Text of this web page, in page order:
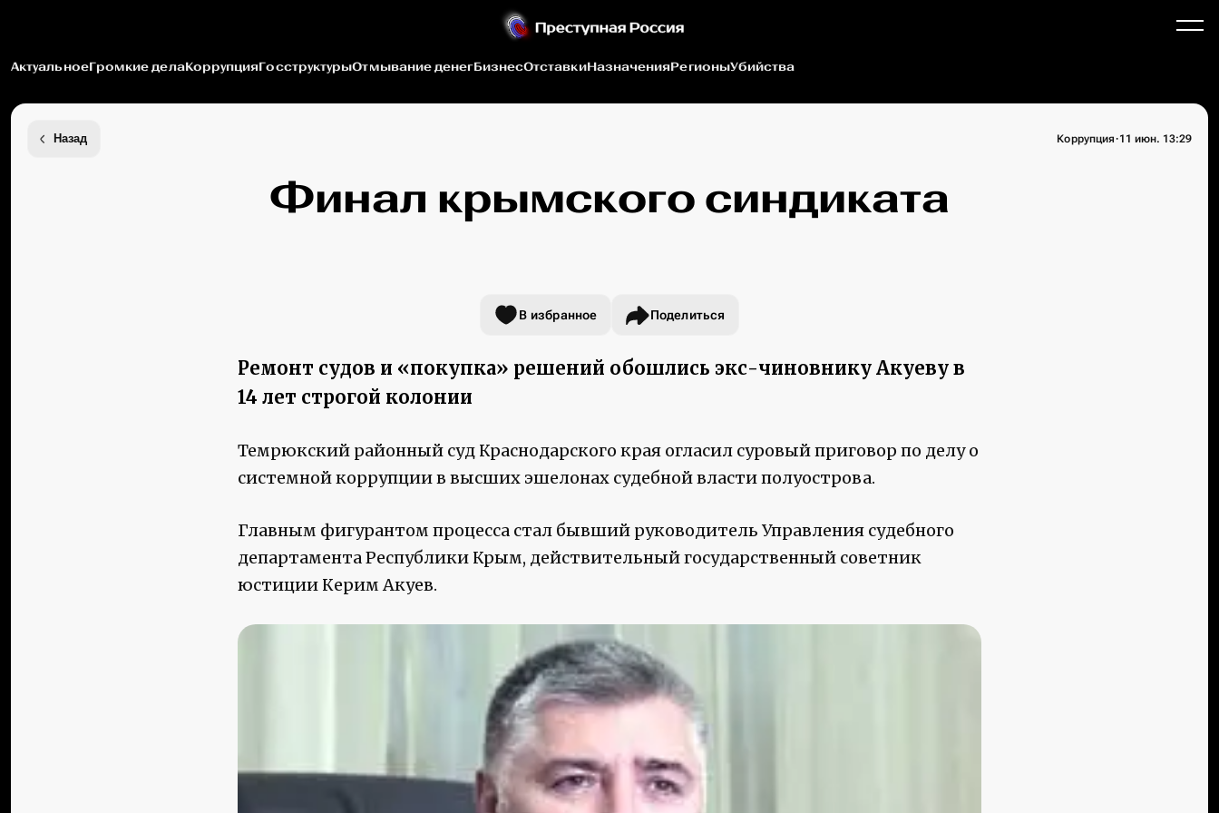
АктуальноеГромкие делаКоррупцияГосструктурыОтмывание денегБизнесОтставкиНазначенияРегионыУбийства
Назад Коррупция·11 июн. 13:29
Финал крымского синдиката
В избранное Поделиться
Ремонт судов и «покупка» решений обошлись экс-чиновнику Акуеву в
14 лет строгой колонии
Темрюкский районный суд Краснодарского края огласил суровый приговор по делу о
системной коррупции в высших эшелонах судебной власти полуострова.
Главным фигурантом процесса стал бывший руководитель Управления судебного
департамента Республики Крым, действительный государственный советник
юстиции Керим Акуев.